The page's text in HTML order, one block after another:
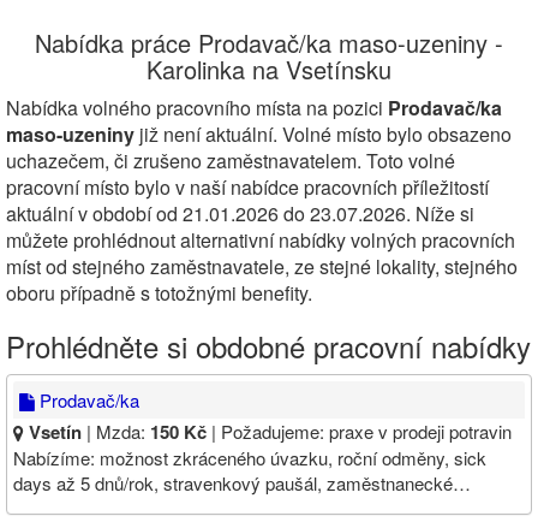
Nabídka práce Prodavač/ka maso-uzeniny -
Karolinka na Vsetínsku
Nabídka volného pracovního místa na pozici Prodavač/ka
maso-uzeniny již není aktuální. Volné místo bylo obsazeno
uchazečem, či zrušeno zaměstnavatelem. Toto volné
pracovní místo bylo v naší nabídce pracovních příležitostí
aktuální v období od 21.01.2026 do 23.07.2026. Níže si
můžete prohlédnout alternativní nabídky volných pracovních
míst od stejného zaměstnavatele, ze stejné lokality, stejného
oboru případně s totožnými benefity.
Prohlédněte si obdobné pracovní nabídky
Prodavač/ka
Vsetín | Mzda: 150 Kč | Požadujeme: praxe v prodeji potravin
Nabízíme: možnost zkráceného úvazku, roční odměny, sick
days až 5 dnů/rok, stravenkový paušál, zaměstnanecké…